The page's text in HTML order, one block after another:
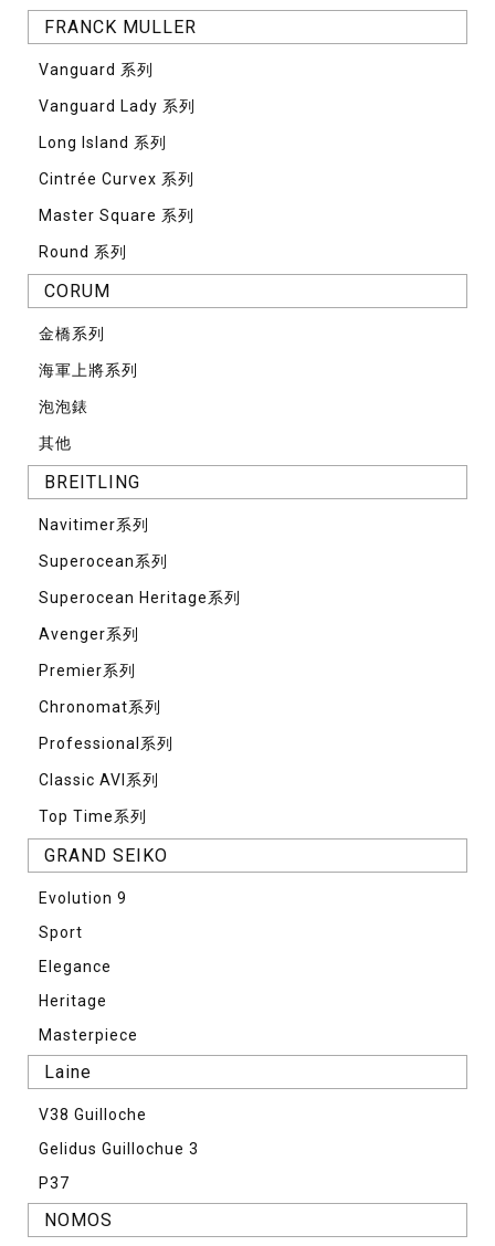
FRANCK MULLER
Vanguard 系列
Vanguard Lady 系列
Long Island 系列
Cintrée Curvex 系列
Master Square 系列
Round 系列
CORUM
⾦橋系列
海軍上將系列
泡泡錶
其他
BREITLING
Navitimer系列
Superocean系列
Superocean Heritage系列
Avenger系列
Premier系列
Chronomat系列
Professional系列
Classic AVI系列
Top Time系列
GRAND SEIKO
Evolution 9
Sport
Elegance
Heritage
Masterpiece
Laine
V38 Guilloche
Gelidus Guillochue 3
P37
NOMOS